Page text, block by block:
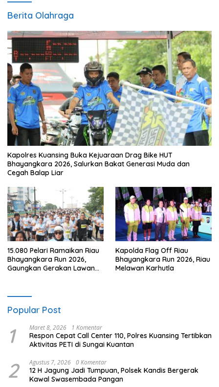
Berita Olahraga
Kapolres Kuansing Buka Kejuaraan Drag Bike HUT
Bhayangkara 2026, Salurkan Bakat Generasi Muda dan
Cegah Balap Liar
15.080 Pelari Ramaikan Riau
Bhayangkara Run 2026,
Gaungkan Gerakan Lawan
Kapolda Flag Off Riau
Bhayangkara Run 2026, Riau
Melawan Karhutla
Popular Post
1 Maret 8, 2026 1 Komentar
Respon Cepat Call Center 110, Polres Kuansing Tertibkan
Aktivitas PETI di Sungai Kuantan
2 Agustus 7, 2026 0 Komentar
12 H Jagung Jadi Tumpuan, Polsek Kandis Bergerak
Kawal Swasembada Pangan